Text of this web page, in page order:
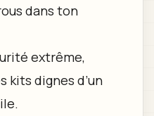
dans ton
extrême,
kits dignes d’un